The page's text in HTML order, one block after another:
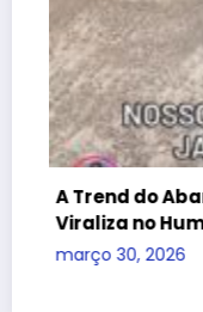
Abandono:
Humor, Já que na
Wisley
Guia útil Conheça
Blog Wisley